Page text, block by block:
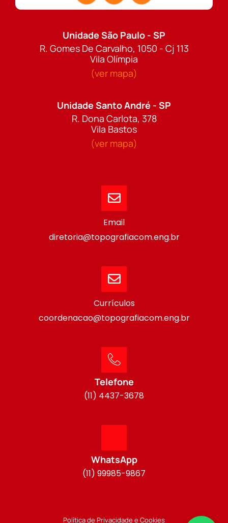
Unidade São Paulo - SP
R. Gomes De Carvalho, 1050 - Cj 113
Vila Olímpia
(ver mapa)
Unidade Santo André - SP
R. Dona Carlota, 378
Vila Bastos
(ver mapa)
Email
diretoria@topografiacom.eng.br
Currículos
coordenacao@topografiacom.eng.br
Telefone
(11) 4437-3678
WhatsApp
(11) 99985-9867
Política de Privacidade e Cookies